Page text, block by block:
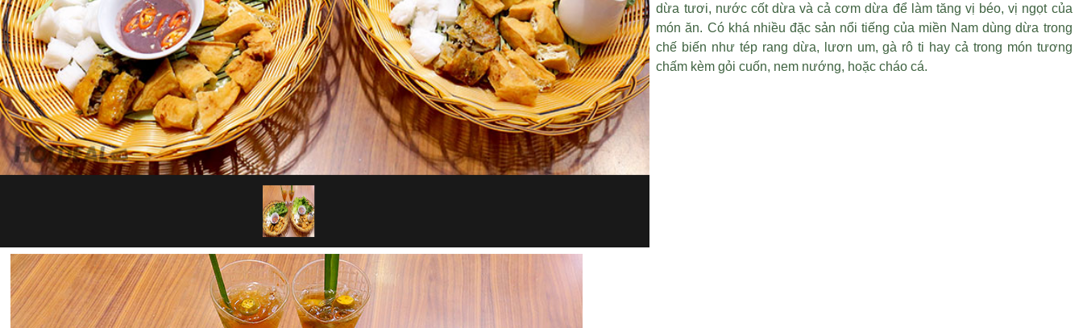
dừa tươi, nước cốt dừa và cả cơm dừa để làm tăng vị béo, vị ngọt của
món ăn. Có khá nhiều đặc sản nổi tiếng của miền Nam dùng dừa trong
chế biến như tép rang dừa, lươn um, gà rô ti hay cả trong món tương
chấm kèm gỏi cuốn, nem nướng, hoặc cháo cá.